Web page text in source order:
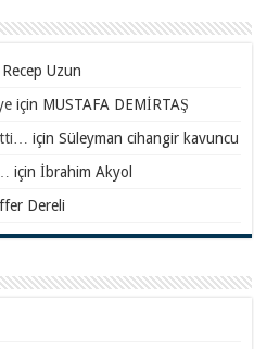
Recep Uzun
için MUSTAFA DEMİRTAŞ
içinSüleyman cihangir kavuncu
içinİbrahim Akyol
Dereli